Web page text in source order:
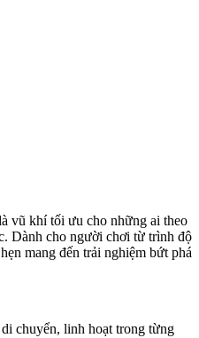
vũ khí tối ưu cho những ai theo
Dành cho người chơi từ trình độ
mang đến trải nghiệm bứt phá
chuyển, linh hoạt trong từng